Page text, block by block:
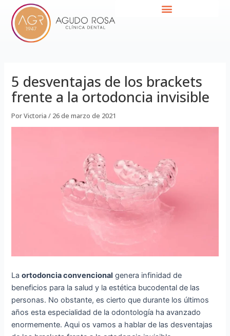
contenido
5 desventajas de los brackets
frente a la ortodoncia invisible
PorVictoria/ 26 de marzo de 2021
Laortodoncia convencional genera infinidad de
beneficios para la salud y la estética bucodental de las
personas. No obstante, es cierto que durante los últimos
años esta especialidad de la odontología ha avanzado
enormemente. Aqui os vamos a hablar de las desventajas
Navegación
de
entradas